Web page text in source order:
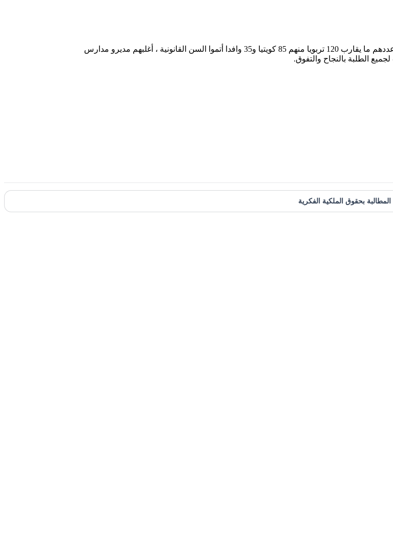
، أغلبهم مديرو مدارس
المطالبة بحقوق الملكية الفكرية